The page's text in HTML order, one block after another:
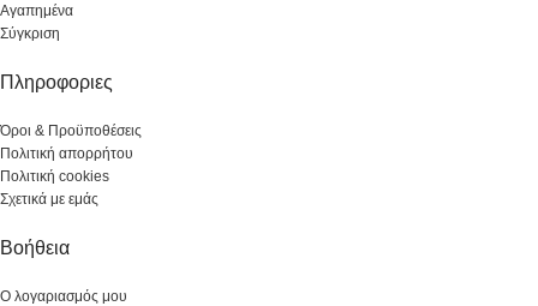
Αγαπημένα
Σύγκριση
Πληροφοριες
Όροι & Προϋποθέσεις
Πολιτική απορρήτου
Πολιτική cookies
Σχετικά με εμάς
Βοήθεια
Ο λογαριασμός μου